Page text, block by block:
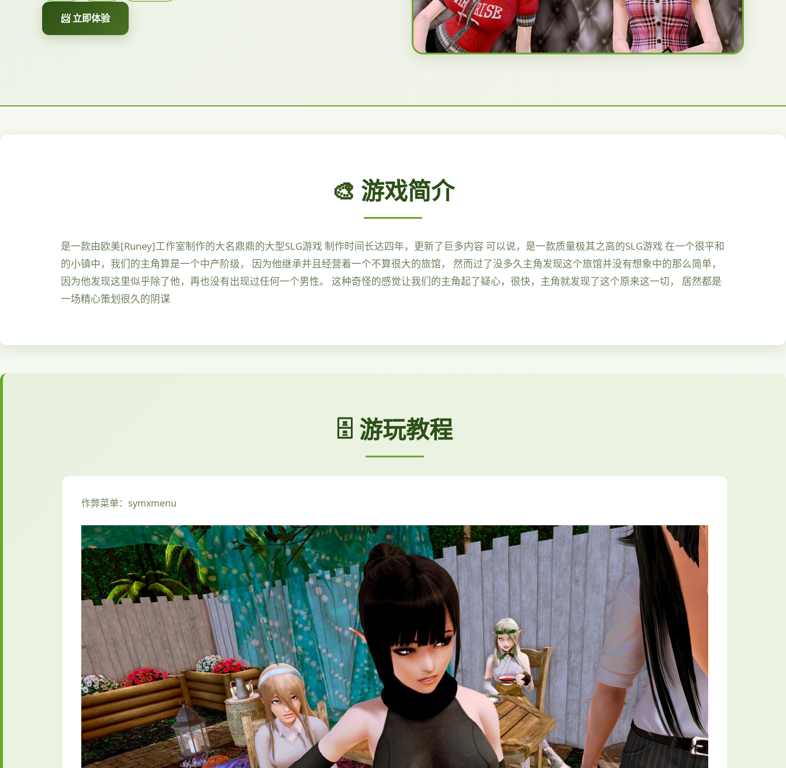
📨 立即体验
🎨 游戏简介
是一款由欧美[Runey]工作室制作的大名鼎鼎的大型SLG游戏 制作时间长达四年，更新了巨多内容 可以说，是一款质量极其之高的SLG游戏 在一个很平和
的小镇中，我们的主角算是一个中产阶级， 因为他继承并且经营着一个不算很大的旅馆， 然而过了没多久主角发现这个旅馆并没有想象中的那么简单，
因为他发现这里似乎除了他，再也没有出现过任何一个男性。 这种奇怪的感觉让我们的主角起了疑心，很快，主角就发现了这个原来这一切， 居然都是
一场精心策划很久的阴谋
🗄️ 游玩教程
作弊菜单：symxmenu